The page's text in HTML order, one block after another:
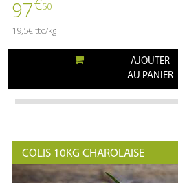
97€50
19,5€ ttc/kg
AJOUTER
AU PANIER
COLIS 10KG CHAROLAISE